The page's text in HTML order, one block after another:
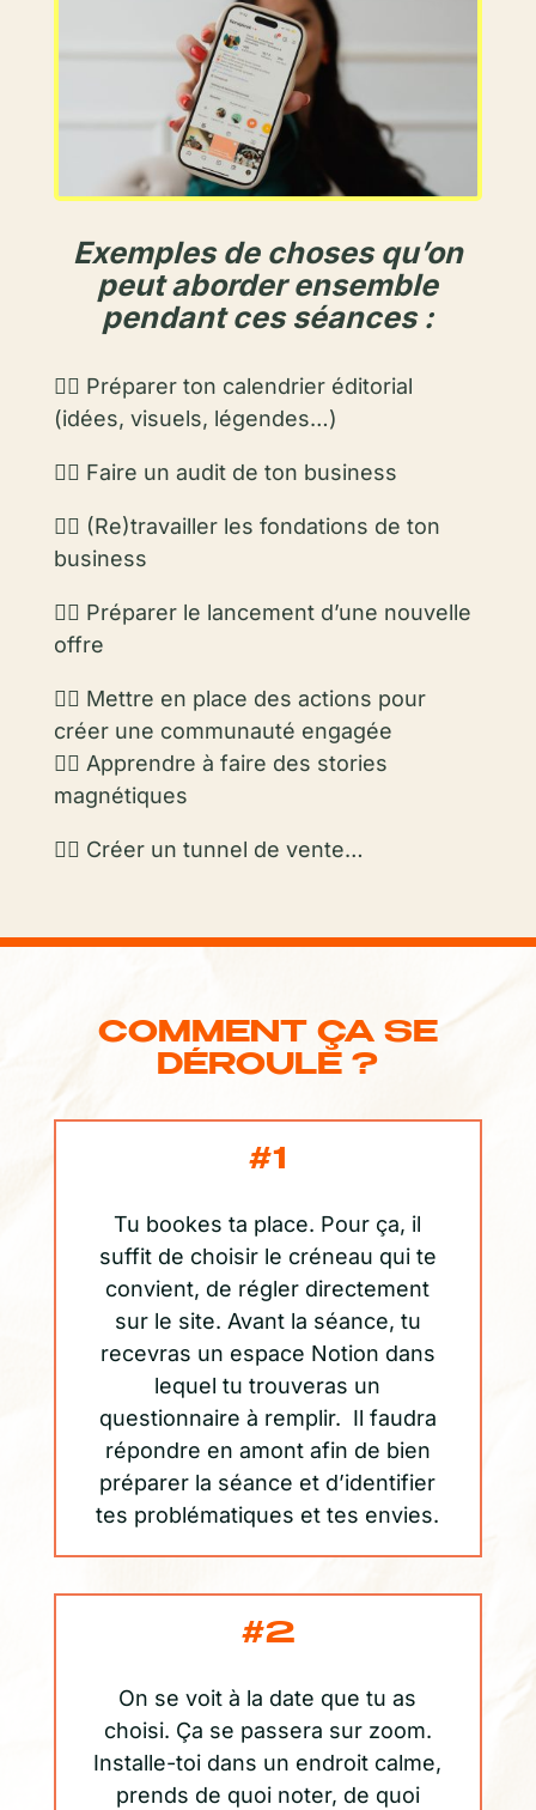
Exemples de choses qu’on
peut aborder ensemble
pendant ces séances :
👍🏼 Préparer ton calendrier éditorial
(idées, visuels, légendes…)
👍🏼 Faire un audit de ton business
👍🏼 (Re)travailler les fondations de ton
business
👍🏼 Préparer le lancement d’une nouvelle
offre
👍🏼 Mettre en place des actions pour
créer une communauté engagée
👍🏼 Apprendre à faire des stories
magnétiques
👍🏼 Créer un tunnel de vente…
COMMENT ÇA SE
DÉROULE ?
#1
Tu bookes ta place. Pour ça, il
suffit de choisir le créneau qui te
convient, de régler directement
sur le site. Avant la séance, tu
recevras un espace Notion dans
lequel tu trouveras un
questionnaire à remplir. Il faudra
répondre en amont afin de bien
préparer la séance et d’identifier
tes problématiques et tes envies.
#2
On se voit à la date que tu as
choisi. Ça se passera sur zoom.
Installe-toi dans un endroit calme,
prends de quoi noter, de quoi